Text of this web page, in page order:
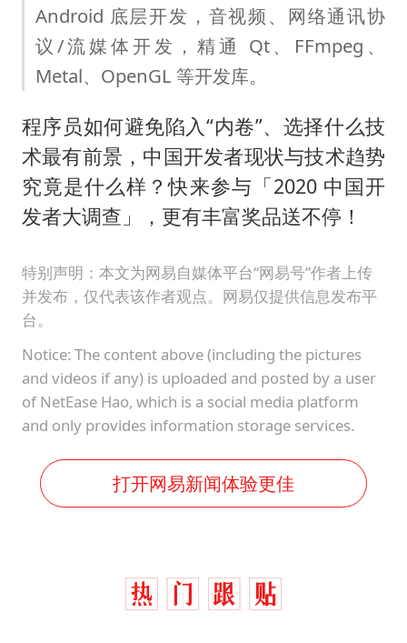
Android 底层开发，音视频、网络通讯协
议/流媒体开发，精通 Qt、FFmpeg、
Metal、OpenGL 等开发库。
程序员如何避免陷入“内卷”、选择什么技
术最有前景，中国开发者现状与技术趋势
究竟是什么样？快来参与「2020 中国开
发者大调查」，更有丰富奖品送不停！
特别声明：本文为网易自媒体平台“网易号”作者上传
并发布，仅代表该作者观点。网易仅提供信息发布平
台。
Notice: The content above (including the pictures
and videos if any) is uploaded and posted by a user
of NetEase Hao, which is a social media platform
and only provides information storage services.
打开网易新闻体验更佳